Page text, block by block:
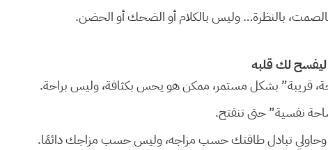
بالنظرة… وليس بالكلام أو الضحك أو الحضن.
ليفسح لك قلبه
قريبة” بشكل مستمر، ممكن هو يحس بكثافة، وليس براحة.
نفسية” حتى تنفتح.
وحاولي تبادل طاقتك حسب مزاجه، وليس حسب مزاجك دائمًا.